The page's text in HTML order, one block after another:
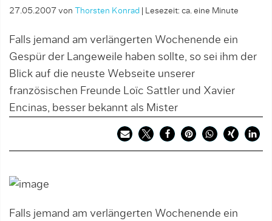
27.05.2007 von Thorsten Konrad Lesezeit: ca. eine Minute
Falls jemand am verlängerten Wochenende ein
Gespür der Langeweile haben sollte, so sei ihm der
Blick auf die neuste Webseite unserer
französischen Freunde Loïc Sattler und Xavier
Encinas, besser bekannt als Mister
Falls jemand am verlängerten Wochenende ein